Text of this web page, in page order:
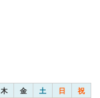
木 金 土 日 祝